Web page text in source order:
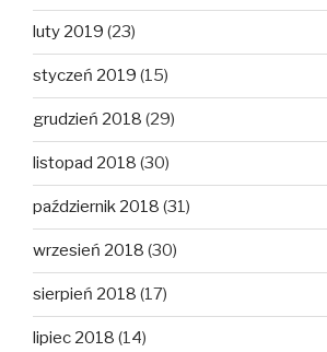
luty 2019 (23)
styczeń 2019 (15)
grudzień 2018 (29)
listopad 2018 (30)
październik 2018 (31)
wrzesień 2018 (30)
sierpień 2018 (17)
lipiec 2018 (14)